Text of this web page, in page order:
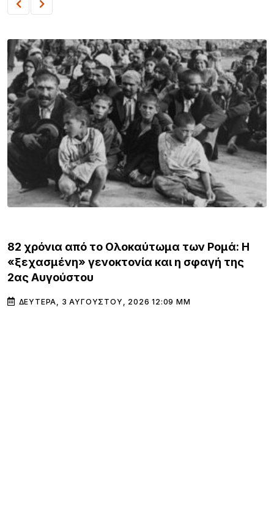
82 χρόνια από το Ολοκαύτωμα των Ρομά: Η
«ξεχασμένη» γενοκτονία και η σφαγή της
2ας Αυγούστου
ΔΕΥΤΈΡΑ, 3 ΑΥΓΟΎΣΤΟΥ, 2026 12:09 ΜΜ